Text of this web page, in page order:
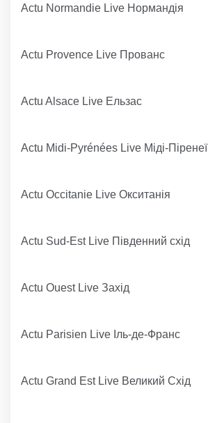
Actu Normandie Live Нормандія
Actu Provence Live Прованс
Actu Alsace Live Ельзас
Actu Midi-Pyrénées Live Міді-Піренеї
Actu Occitanie Live Окситанія
Actu Sud-Est Live Південний схід
Actu Ouest Live Захід
Actu Parisien Live Іль-де-Франс
Actu Grand Est Live Великий Схід